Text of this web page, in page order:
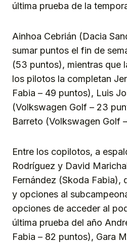
última prueba de la
Ainhoa Cebrián (Dacia
sumar puntos el fin de
(53 puntos), mientras que
los pilotos la completan
Fabia – 49 puntos), Luis
(Volkswagen Golf – 23
Barreto (Volkswagen Golf
Entre los copilotos, a
Rodríguez y David
Fernández (Skoda Fabia),
y opciones al
opciones de acceder al
última prueba del año
Fabia – 82 puntos), Gara